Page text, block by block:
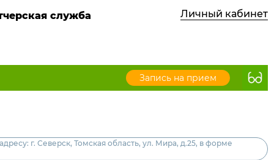
служба Личный кабинет
Запись на прием
г. Северск, Томская область, ул. Мира, д.25, в форме